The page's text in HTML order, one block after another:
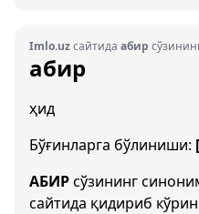
Imlo.uzсайтида абир
абир
ҳид
Бўғинларга бўлиниши:
АБИРсўзининг
сайтида қидириб